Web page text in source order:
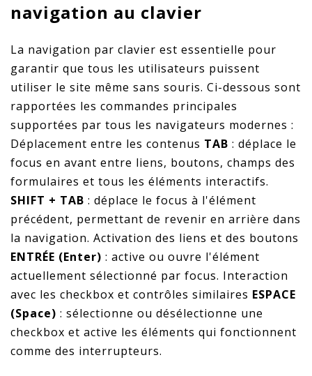
navigation au clavier
La navigation par clavier est essentielle pour
garantir que tous les utilisateurs puissent
utiliser le site même sans souris. Ci-dessous sont
rapportées les commandes principales
supportées par tous les navigateurs modernes :
Déplacement entre les contenus TAB : déplace le
focus en avant entre liens, boutons, champs des
formulaires et tous les éléments interactifs.
SHIFT + TAB : déplace le focus à l'élément
précédent, permettant de revenir en arrière dans
la navigation. Activation des liens et des boutons
ENTRÉE (Enter) : active ou ouvre l'élément
actuellement sélectionné par focus. Interaction
avec les checkbox et contrôles similaires ESPACE
(Space) : sélectionne ou désélectionne une
checkbox et active les éléments qui fonctionnent
comme des interrupteurs.